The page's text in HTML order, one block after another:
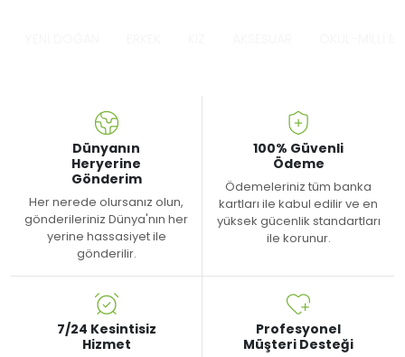
Dünyanın
Heryerine
Gönderim
Her nerede olursanız olun,
gönderileriniz Dünya'nın her
yerine hassasiyet ile
gönderilir.
100% Güvenli
Ödeme
Ödemeleriniz tüm banka
kartları ile kabul edilir ve en
yüksek gücenlik standartları
ile korunur.
7/24 Kesintisiz
Hizmet
Profesyonel
Müşteri Desteği